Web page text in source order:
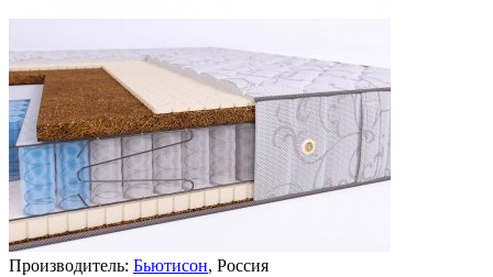
Производитель: Бьютисон, Россия